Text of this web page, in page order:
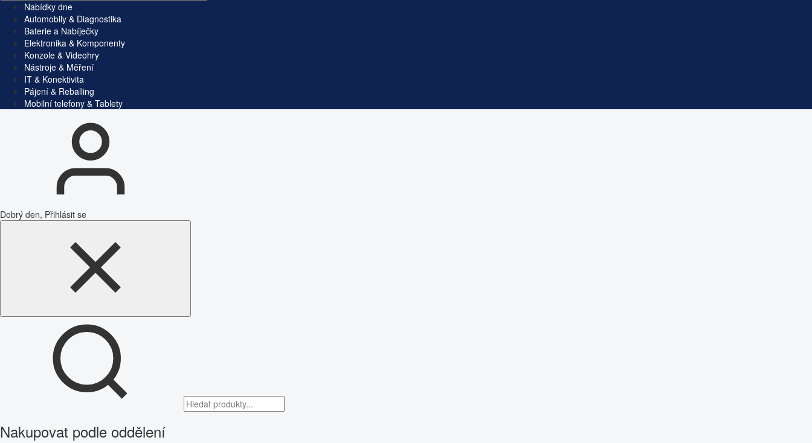
Nabídky dne
Automobily & Diagnostika
Baterie a Nabíječky
Elektronika & Komponenty
Konzole & Videohry
Nástroje & Měření
IT & Konektivita
Pájení & Reballing
Mobilní telefony & Tablety
Dobrý den, Přihlásit se
Nakupovat podle oddělení